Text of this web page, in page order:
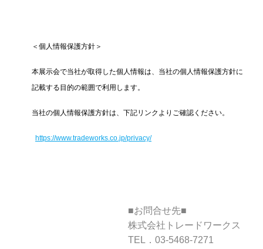
＜個人情報保護方針＞
本展示会で当社が取得した個人情報は、当社の個人情報保護方針に
記載する目的の範囲で利用します。
当社の個人情報保護方針は、下記リンクよりご確認ください。
https://www.tradeworks.co.jp/privacy/
■お問合せ先■
株式会社トレードワークス
TEL．03-5468-7271